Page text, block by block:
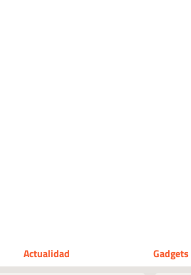
Actualidad Gadgets